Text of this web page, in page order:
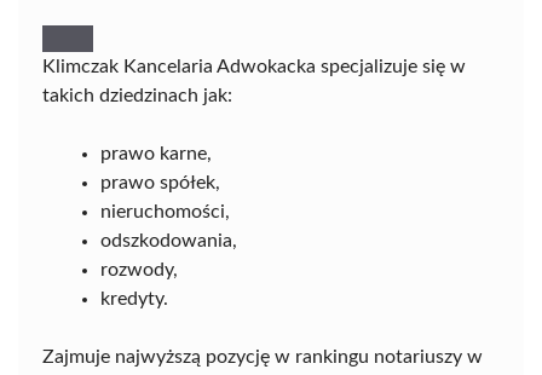
Klimczak Kancelaria Adwokacka specjalizuje się w
takich dziedzinach jak:
prawo karne,
prawo spółek,
nieruchomości,
odszkodowania,
rozwody,
kredyty.
Zajmuje najwyższą pozycję w rankingu notariuszy w